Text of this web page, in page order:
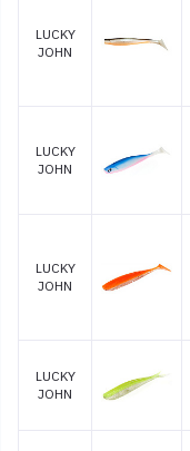
LUCKY
JOHN
LUCKY
JOHN
LUCKY
JOHN
LUCKY
JOHN